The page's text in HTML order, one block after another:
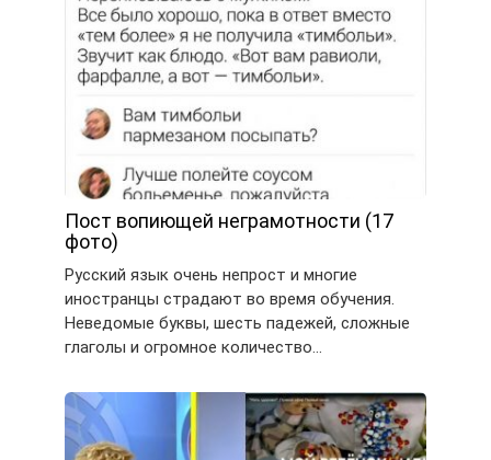
Пост вопиющей неграмотности (17
фото)
Русский язык очень непрост и многие
иностранцы страдают во время обучения.
Неведомые буквы, шесть падежей, сложные
глаголы и огромное количество…